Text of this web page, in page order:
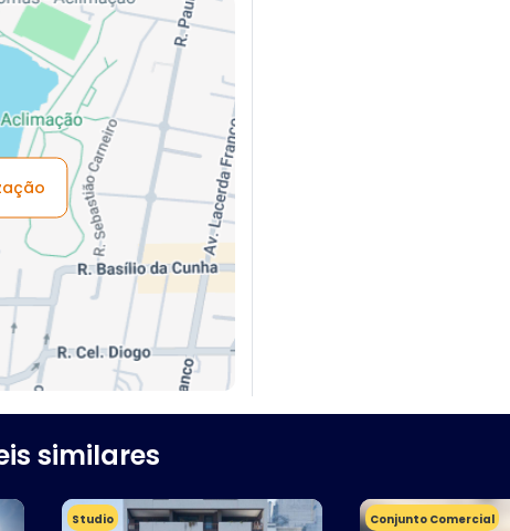
similares
Studio Conjunto Comercial